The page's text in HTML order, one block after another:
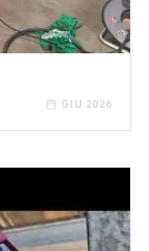
GIU 2026